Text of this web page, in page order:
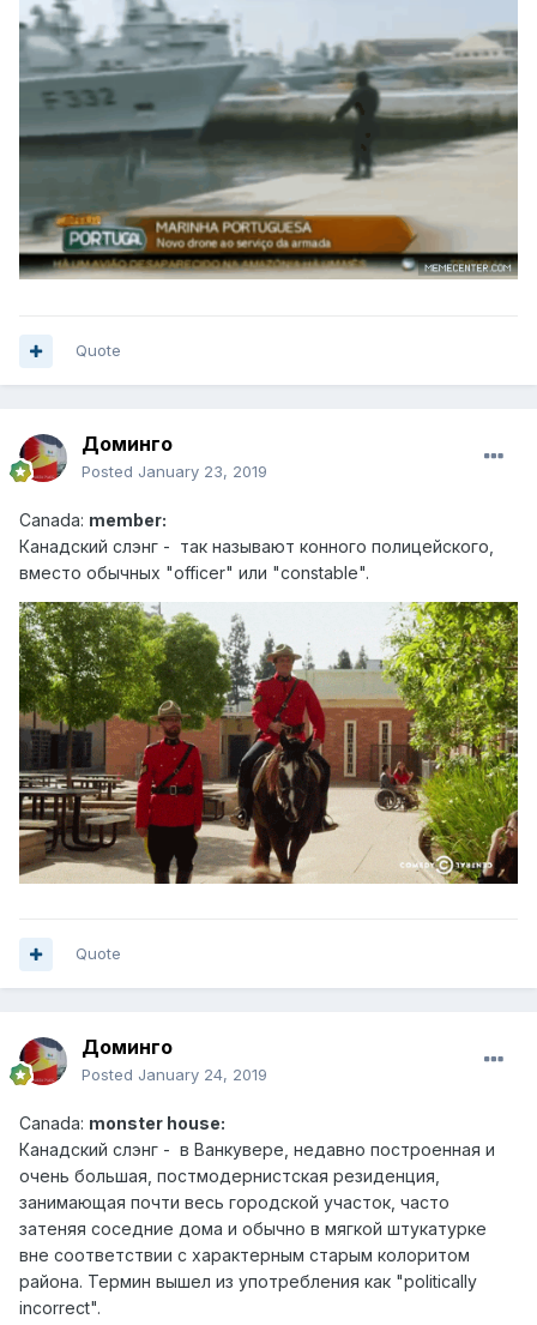
Quote
Доминго
Posted January 23, 2019
Canada: member:
Канадский слэн г - так называют конного полицейского,
вместо обычных "officer" или "constable".
Quote
Доминго
Posted January 24, 2019
Canada: monster house:
Канадский слэн г - в Ванкувере, недавно построенная и
очень большая, постмодернистская резиденция,
занимающая почти весь городской участок, часто
затеняя соседние дома и обычно в мягкой штукатурке
вне соответствии с характерным старым колоритом
района. Термин вышел из употребления как "politically
incorrect".